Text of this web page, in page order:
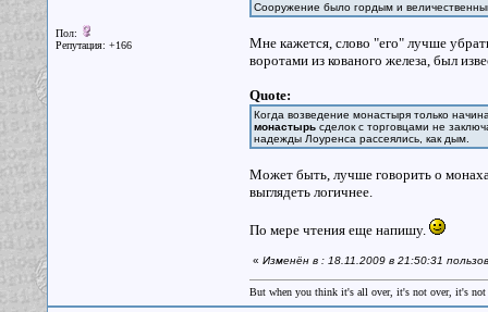
Пол:
Репутация: +166
Сооружение было гордым и
Мне кажется, слово "его" лучше
воротами из кованого железа, был
Quote:
Когда возведение монастыря только
монастырьсделок с торговцами не
надежды Лоуренса рассеялись, как дым.
Может быть, лучше говорить о
выглядеть логичнее.
По мере чтения еще напишу.
« Изменён в : 18.11.2009 в 21:50:31
But when you think it's all over, it's not over, it's not